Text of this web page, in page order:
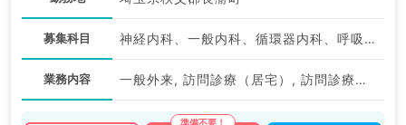
募集科目 神経内科、一般内科、循環器内科、呼吸器内科、消化器内科、内分泌・代謝内科、腎臓内科、老年内科、血液内科、膠原病科
業務内容 一般外来, 訪問診療（居宅）, 訪問診療（施設）, その他